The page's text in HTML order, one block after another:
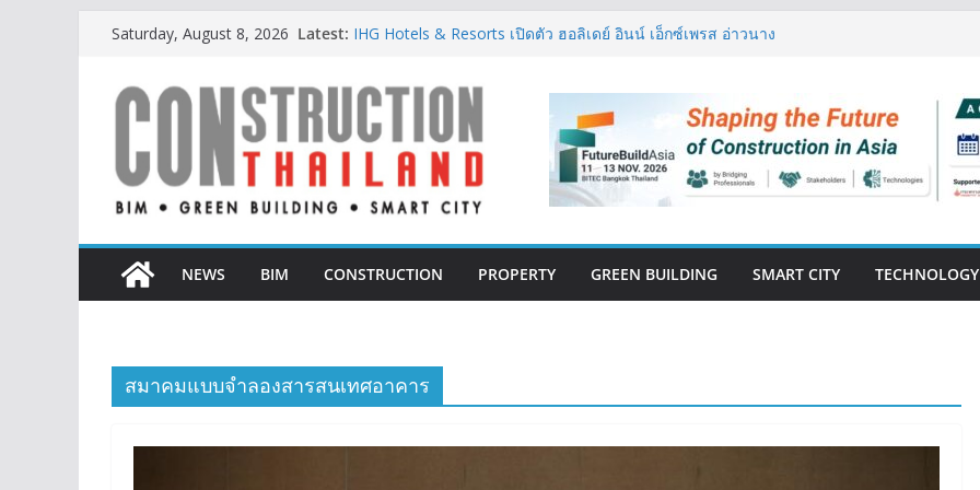
Skip
content
Saturday, August 8, 2026 Latest: IHG Hotels & Resorts เปิดตัว ฮอลิเดย์ อินน์ เอ็กซ์เพรส อ่าวนาง
ตั้งแต่การออกแบบถึงการตรวจสอบอาคารไทย รับมือแผ่นดินไหว
TITLE เผยรายได้ครึ่งปีแรก’69 มากกว่า 2,000 ล้านบาท เติบโต
377% ชี้ดีมานด์ภูเก็ตยังแกร่ง
BCT Expo 2026 ชูแนวคิด “Empowering Net Zero in
Construction & Mining” ขับเคลื่อนอุตสาหกรรมก่อสร้างและ
เหมืองแร่สู่สังคมคาร์บอนต่ำอย่างยั่งยืน
สร้างการเติบโตอย่างยั่งยืน
NEWS
BIM CONSTRUCTION PROPERTY GREEN BUILDING SMART CITY TECHNOLOGY
สมาคมแบบจำลองสารสนเทศอาคาร
CONSTRUCTION
THAILAND : VOL.33